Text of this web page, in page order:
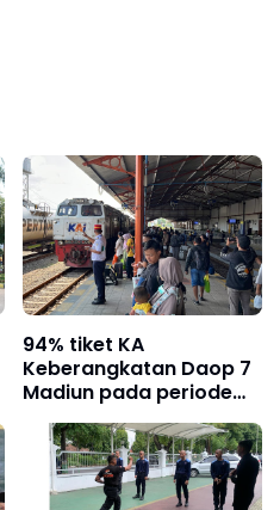
94% tiket KA
Keberangkatan Daop 7
Madiun pada periode
Libur Panjang Kenaikan
Isa Al Masih telah terjual
habis